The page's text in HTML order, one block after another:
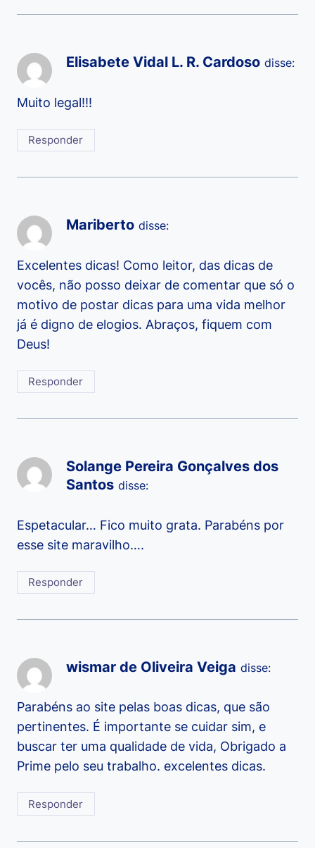
Elisabete Vidal L. R. Cardoso disse:
Muito legal!!!
Responder
Mariberto disse:
Excelentes dicas! Como leitor, das dicas de
vocês, não posso deixar de comentar que só o
motivo de postar dicas para uma vida melhor
já é digno de elogios. Abraços, fiquem com
Deus!
Responder
Solange Pereira Gonçalves dos
Santos disse:
Espetacular… Fico muito grata. Parabéns por
esse site maravilho….
Responder
wismar de Oliveira Veiga disse:
Parabéns ao site pelas boas dicas, que são
pertinentes. É importante se cuidar sim, e
buscar ter uma qualidade de vida, Obrigado a
Prime pelo seu trabalho. excelentes dicas.
Responder